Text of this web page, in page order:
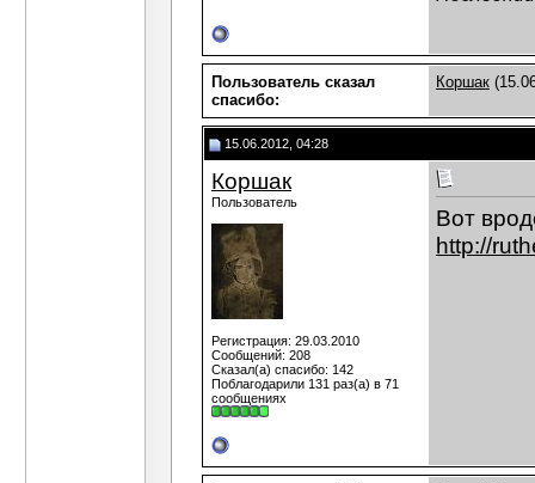
Пользователь сказал
cпасибо:
Коршак
15.06.2012, 04:28
Коршак
Пользователь
Регистрация: 29.03.2010
Сообщений: 208
Сказал(а) спасибо: 142
Поблагодарили 131 раз(а) в 71
сообщениях
Вот
http://